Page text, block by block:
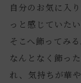
自分のお気に入
っと感じていた
そこへ飾ってみる
なんとなく飾っ
れ、気持ちが華や